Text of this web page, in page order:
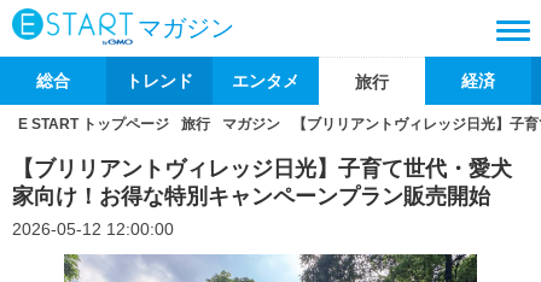
マガジン
総合 トレンド エンタメ 旅行 経済
E START トップページ 旅行 マガジン 【ブリリアントヴィレッジ日光】子
【ブリリアントヴィレッジ日光】子育て世代・愛犬
家向け！お得な特別キャンペーンプラン販売開始
2026-05-12 12:00:00